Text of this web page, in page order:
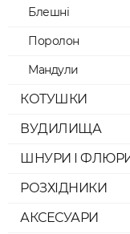
Блешні
Поролон
Мандули
КОТУШКИ
ВУДИЛИЩА
ШНУРИ І
РОЗХІДНИКИ
АКСЕСУАРИ